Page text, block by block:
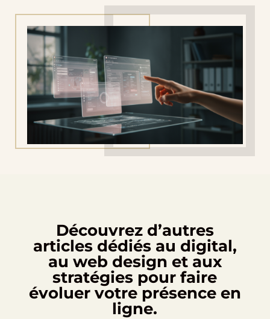
Découvrez d’autres
articles dédiés au digital,
au web design et aux
stratégies pour faire
évoluer votre présence en
ligne.